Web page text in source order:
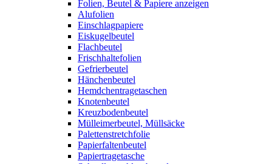
Folien, Beutel & Papiere anzeigen
Alufolien
Einschlagpapiere
Eiskugelbeutel
Flachbeutel
Frischhaltefolien
Gefrierbeutel
Hänchenbeutel
Hemdchentragetaschen
Knotenbeutel
Kreuzbodenbeutel
Mülleimerbeutel, Müllsäcke
Palettenstretchfolie
Papierfaltenbeutel
Papiertragetasche